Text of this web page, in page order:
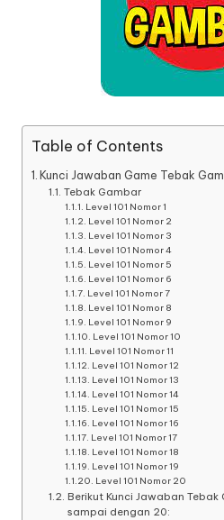
Table of Contents
Kunci Jawaban Game Tebak
Tebak Gambar
Level 101 Nomor 1
Level 101 Nomor 2
Level 101 Nomor 3
Level 101 Nomor 4
Level 101 Nomor 5
Level 101 Nomor 6
Level 101 Nomor 7
Level 101 Nomor 8
Level 101 Nomor 9
Level 101 Nomor 10
Level 101 Nomor 11
Level 101 Nomor 12
Level 101 Nomor 13
Level 101 Nomor 14
Level 101 Nomor 15
Level 101 Nomor 16
Level 101 Nomor 17
Level 101 Nomor 18
Level 101 Nomor 19
Level 101 Nomor 20
Berikut Kunci Jawaban Tebak
sampai dengan 20: